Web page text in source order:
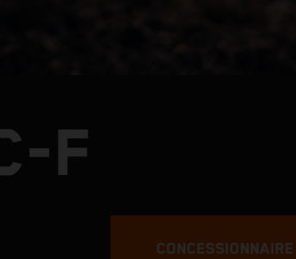
F
CONCESSIONNAIRE